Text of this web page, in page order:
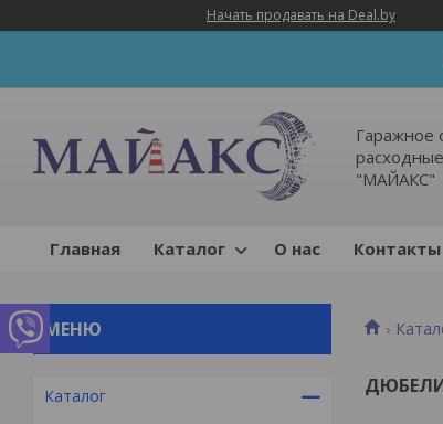
Начать продавать на Deal.by
Гаражное
"МАЙАКС"
Главная Каталог О нас Контакты
Каталог